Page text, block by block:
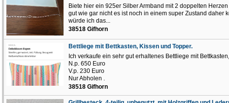
Biete hier ein 925er Silber Armband mit 2 doppelten
gut wie gar nicht es ist noch in einem super Zustand daher
würde ich das...
38518 Gifhorn
Bettliege mit Bettkasten, Kissen und Topper.
Ich verkaufe ein sehr gut erhaltenes Bettliege mit
N.p. 650 Euro
V.p. 230 Euro
Nur Abholen .
38518 Gifhorn